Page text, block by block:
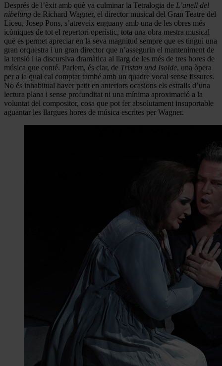
Després de l’èxit amb què va culminar la Tetralogia de L’anell del
nibelung de Richard Wagner, el director musical del Gran Teatre del
Liceu, Josep Pons, s’atreveix enguany amb una de les obres més
icòniques de tot el repertori operístic, tota una obra mestra musical
que es permet apreciar en la seva magnitud sempre que es tingui una
gran orquestra i un gran director que n’assegurin el manteniment de
la tensió i la discursiva dramàtica al llarg de les més de tres hores de
música que conté. Parlem, és clar, de Tristan und Isolde, una òpera
per a la qual cal comptar també amb un quadre vocal sense fissures.
No és inhabitual haver patit en anteriors ocasions els estralls d’una
lectura plana i sense profunditat ni una mínima aproximació a la
voluntat del compositor, cosa que pot fer absolutament insuportable
aguantar les llargues hores de música escrites per Wagner.